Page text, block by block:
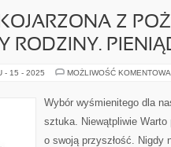
Z
RODZINY.
- 15 - 2025 MOŻLIWOŚĆ
Wybór wyśmienitego dla
sztuka. Niewątpliwie
o swoją przyszłość. Nigdy